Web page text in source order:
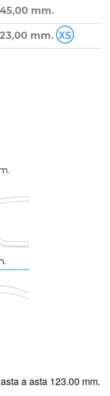
mm.
mm. XS
a asta 123.00 mm.